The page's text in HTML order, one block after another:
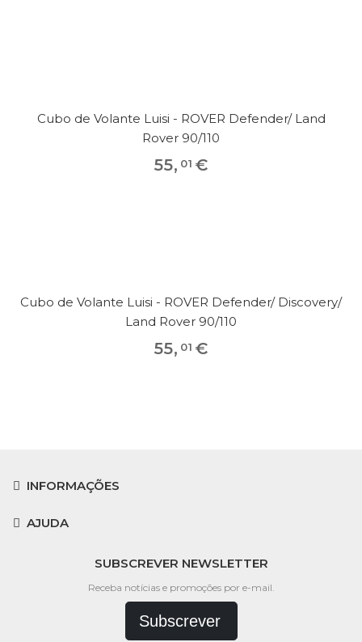
Cubo de Volante Luisi - ROVER Defender/ Land
Rover 90/110
55, 01 €
Cubo de Volante Luisi - ROVER Defender/ Discovery/
Land Rover 90/110
55, 01 €
INFORMAÇÕES
AJUDA
SUBSCREVER NEWSLETTER
Receba notícias e promoções por e-mail.
Subscrever